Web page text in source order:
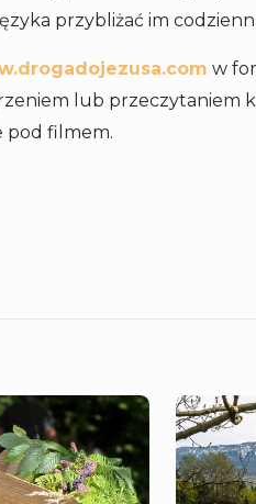
przybliżać im
w
lub przeczytaniem
pod filmem.